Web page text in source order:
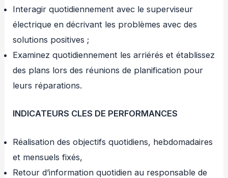
Interagir quotidiennement avec le superviseur
électrique en décrivant les problèmes avec des
solutions positives ;
Examinez quotidiennement les arriérés et établissez
des plans lors des réunions de planification pour
leurs réparations.
INDICATEURS CLES DE PERFORMANCES
Réalisation des objectifs quotidiens, hebdomadaires
et mensuels fixés,
Retour d’information quotidien au responsable de